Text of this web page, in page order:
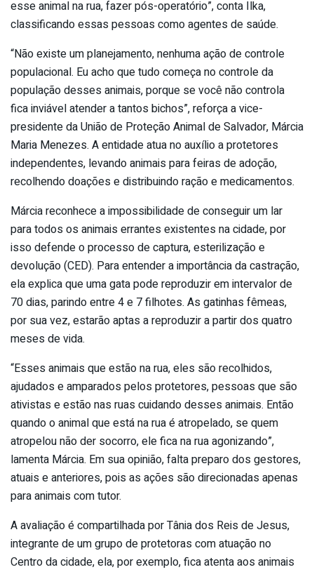
esse animal na rua, fazer pós-operatório”, conta Ilka,
classificando essas pessoas como agentes de saúde.
“Não existe um planejamento, nenhuma ação de controle
populacional. Eu acho que tudo começa no controle da
população desses animais, porque se você não controla
fica inviável atender a tantos bichos”, reforça a vice-
presidente da União de Proteção Animal de Salvador, Márcia
Maria Menezes. A entidade atua no auxílio a protetores
independentes, levando animais para feiras de adoção,
recolhendo doações e distribuindo ração e medicamentos.
Márcia reconhece a impossibilidade de conseguir um lar
para todos os animais errantes existentes na cidade, por
isso defende o processo de captura, esterilização e
devolução (CED). Para entender a importância da castração,
ela explica que uma gata pode reproduzir em intervalor de
70 dias, parindo entre 4 e 7 filhotes. As gatinhas fêmeas,
por sua vez, estarão aptas a reproduzir a partir dos quatro
meses de vida.
“Esses animais que estão na rua, eles são recolhidos,
ajudados e amparados pelos protetores, pessoas que são
ativistas e estão nas ruas cuidando desses animais. Então
quando o animal que está na rua é atropelado, se quem
atropelou não der socorro, ele fica na rua agonizando”,
lamenta Márcia. Em sua opinião, falta preparo dos gestores,
atuais e anteriores, pois as ações são direcionadas apenas
para animais com tutor.
A avaliação é compartilhada por Tânia dos Reis de Jesus,
integrante de um grupo de protetoras com atuação no
Centro da cidade, ela, por exemplo, fica atenta aos animais